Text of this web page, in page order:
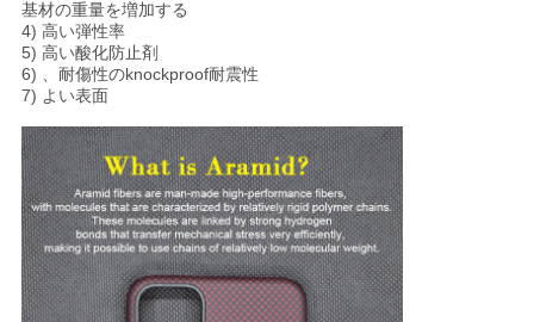
PRIVACY
POLICY
基材の重量を増加する
4) 高い弾性率
5) 高い酸化防止剤
6) 、耐傷性のknockproof耐震性
7) よい表面